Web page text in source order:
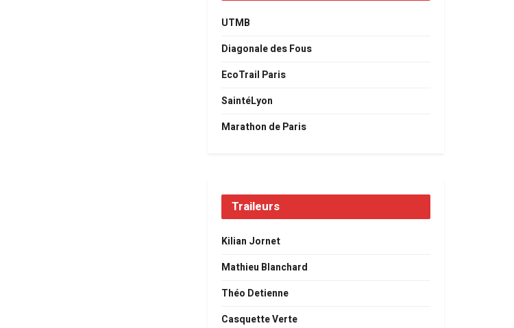
UTMB
Diagonale des Fous
EcoTrail Paris
SaintéLyon
Marathon de Paris
Traileurs
Kilian Jornet
Mathieu Blanchard
Théo Detienne
Casquette Verte